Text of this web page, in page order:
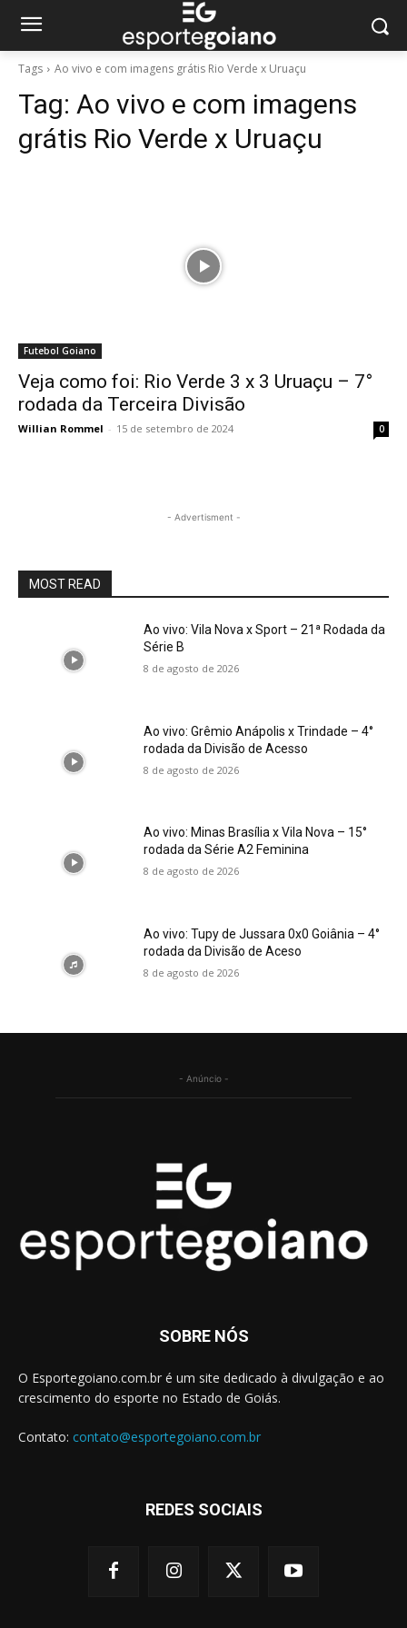
Tags Ao vivo e com imagens grátis Rio Verde x Uruaçu
Tag: Ao vivo e com imagens
grátis Rio Verde x Uruaçu
Futebol Goiano
Veja como foi: Rio Verde 3 x 3 Uruaçu – 7°
rodada da Terceira Divisão
Willian Rommel - 15 de setembro de 2024 0
- Advertisment -
MOST READ
Ao vivo: Vila Nova x Sport – 21ª Rodada da
Série B
8 de agosto de 2026
Ao vivo: Grêmio Anápolis x Trindade – 4°
rodada da Divisão de Acesso
8 de agosto de 2026
Ao vivo: Minas Brasília x Vila Nova – 15°
rodada da Série A2 Feminina
8 de agosto de 2026
Ao vivo: Tupy de Jussara 0x0 Goiânia – 4°
rodada da Divisão de Aceso
8 de agosto de 2026
- Anúncio -
SOBRE NÓS
O Esportegoiano.com.br é um site dedicado à divulgação e ao
crescimento do esporte no Estado de Goiás.
Contato: contato@esportegoiano.com.br
REDES SOCIAIS